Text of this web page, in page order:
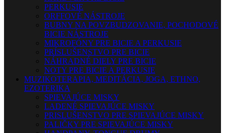
PERKUSIE
ORFFOVÉ NÁSTROJE
BUBNY NA POVZBUDZOVANIE, POCHODOVÉ
BICIE NÁSTROJE
MIKROFÓNY PRE BICIE A PERKUSIE
PRÍSLUŠENSTVO PRE BICIE
NÁHRADNÉ DIELY PRE BICIE
NOTY PRE BICIE A PERKUSIE
MUZIKOTERAPIA, MEDITÁCIA, JOGA, ETHNO,
EZOTERIKA
SPIEVAJÚCE MISKY
LADENÉ SPIEVAJÚCE MISKY
PRISLUŠENSTVO PRE SPIEVAJÚCE MISKY
PALIČKY PRE SPIEVAJÚCE MISKY